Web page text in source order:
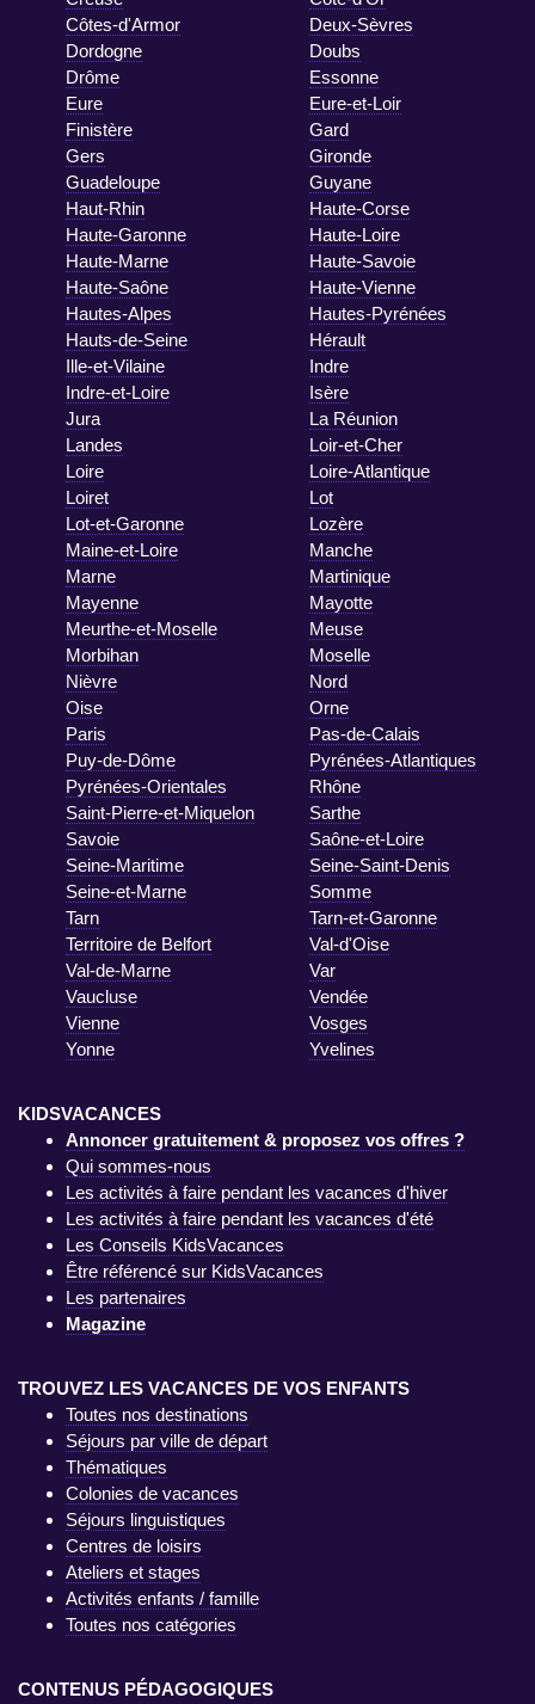
Côtes-d'Armor
Deux-Sèvres
Dordogne
Doubs
Drôme
Essonne
Eure
Eure-et-Loir
Finistère
Gard
Gers
Gironde
Guadeloupe
Guyane
Haut-Rhin
Haute-Corse
Haute-Garonne
Haute-Loire
Haute-Marne
Haute-Savoie
Haute-Saône
Haute-Vienne
Hautes-Alpes
Hautes-Pyrénées
Hauts-de-Seine
Hérault
Ille-et-Vilaine
Indre
Indre-et-Loire
Isère
Jura
La Réunion
Landes
Loir-et-Cher
Loire
Loire-Atlantique
Loiret
Lot
Lot-et-Garonne
Lozère
Maine-et-Loire
Manche
Marne
Martinique
Mayenne
Mayotte
Meurthe-et-Moselle
Meuse
Morbihan
Moselle
Nièvre
Nord
Oise
Orne
Paris
Pas-de-Calais
Puy-de-Dôme
Pyrénées-Atlantiques
Pyrénées-Orientales
Rhône
Saint-Pierre-et-Miquelon
Sarthe
Savoie
Saône-et-Loire
Seine-Maritime
Seine-Saint-Denis
Seine-et-Marne
Somme
Tarn
Tarn-et-Garonne
Territoire de Belfort
Val-d'Oise
Val-de-Marne
Var
Vaucluse
Vendée
Vienne
Vosges
Yonne
Yvelines
KIDSVACANCES
Annoncer gratuitement & proposez vos offres ?
Qui sommes-nous
Les activités à faire pendant les vacances d'hiver
Les activités à faire pendant les vacances d'été
Les Conseils KidsVacances
Être référencé sur KidsVacances
Les partenaires
Magazine
TROUVEZ LES VACANCES DE VOS ENFANTS
Toutes nos destinations
Séjours par ville de départ
Thématiques
Colonies de vacances
Séjours linguistiques
Centres de loisirs
Ateliers et stages
Activités enfants / famille
Toutes nos catégories
CONTENUS PÉDAGOGIQUES